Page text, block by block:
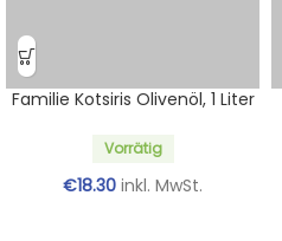
Familie Kotsiris Olivenöl, 1 Liter
Vorrätig
€18.30 inkl. MwSt.